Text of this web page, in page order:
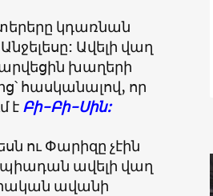
կդառնան
Ավելի վաղ
խաղերի
հասկանալով, որ
է Բի-Բի-Սին:
ու Փարիզը չէին
ավելի վաղ
ավանի